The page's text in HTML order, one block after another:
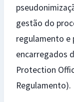
gestão do
regulamento e
encarregados
Protection
Regulamento).